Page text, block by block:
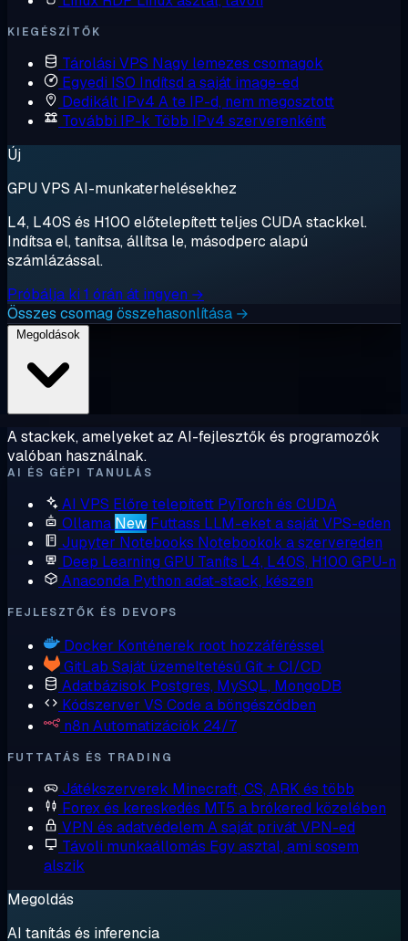
KIEGÉSZÍTŐK
Tárolási VPS Nagy lemezes csomagok
Egyedi ISO Indítsd a saját image-ed
Dedikált IPv4 A te IP-d, nem megosztott
További IP-k Több IPv4 szerverenként
Új
GPU VPS AI-munkaterhelésekhez
L4, L40S és H100 előtelepített teljes CUDA stackkel.
Indítsa el, tanítsa, állítsa le, másodperc alapú
számlázással.
Próbálja ki 1 órán át ingyen →
Összes csomag összehasonlítása →
A stackek, amelyeket az AI-fejlesztők és programozók
valóban használnak.
AI ÉS GÉPI TANULÁS
AI VPS Előre telepített PyTorch és CUDA
Ollama New Futtass LLM-eket a saját VPS-eden
Jupyter Notebooks Notebookok a szervereden
Deep Learning GPU Taníts L4, L40S, H100 GPU-n
Anaconda Python adat-stack, készen
FEJLESZTŐK ÉS DEVOPS
Docker Konténerek root hozzáféréssel
GitLab Saját üzemeltetésű Git + CI/CD
Adatbázisok Postgres, MySQL, MongoDB
Kódszerver VS Code a böngésződben
n8n Automatizációk 24/7
FUTTATÁS ÉS TRADING
Játékszerverek Minecraft, CS, ARK és több
Forex és kereskedés MT5 a brókered közelében
VPN és adatvédelem A saját privát VPN-ed
Távoli munkaállomás Egy asztal, ami sosem
alszik
Megoldás
AI tanítás és inferencia